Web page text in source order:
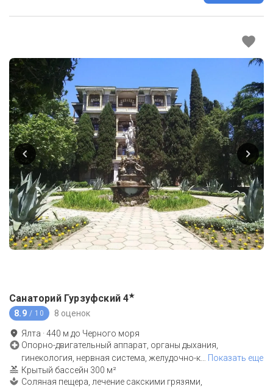
Санаторий Гурзуфский 4★
8.9 / 10 8 оценок
Ялта ·440 м до Черного моря
Опорно-двигательный аппарат, органы дыхания,
гинекология, нервная система, желудочно-к
Показать еще
Крытый бассейн 300 м²
Соляная пещера, лечение сакскими грязями,